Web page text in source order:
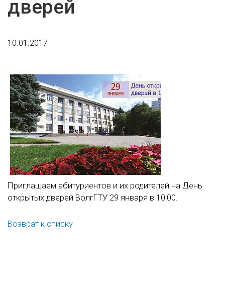
дверей
10.01.2017
Приглашаем абитуриентов и их родителей на День
открытых дверей ВолгГТУ 29 января в 10:00.
Возврат к списку